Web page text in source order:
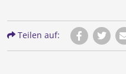
Teilen auf: